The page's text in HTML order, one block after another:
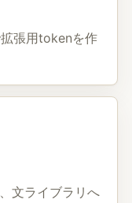
張用tokenを作
文ライブラリへ